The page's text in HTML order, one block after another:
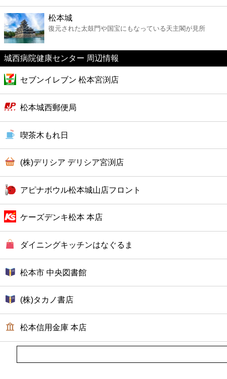
ファーストフード
カフェ
ショッピング
銀行
ホテル
松本城
復元された太鼓門や国宝にもなっている天主閣が見所
城西病院健康センター 周辺情報
セブンイレブン 松本宮渕店
松本城西郵便局
喫茶木もれ日
(株)デリシア デリシア宮渕店
アピナボウル松本城山店フロント
ケーズデンキ松本 本店
ダイニングキッチンはなぐるま
松本市 中央図書館
(株)タカノ書店
松本信用金庫 本店